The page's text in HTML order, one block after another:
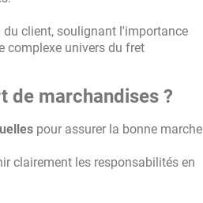
client, soulignant l'importance
complexe univers du fret
de marchandises ?
pour assurer la bonne marche
clairement les responsabilités en